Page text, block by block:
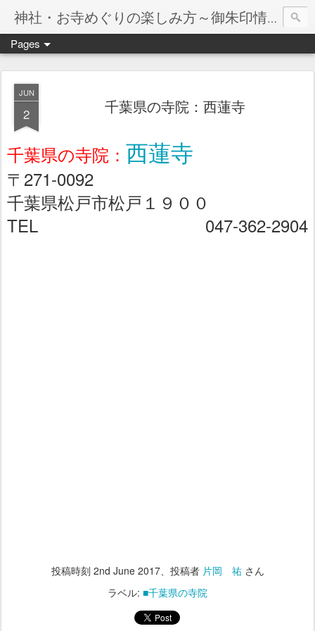
神社・お寺めぐりの楽しみ方～御朱印情報マップ～
Pages
JUN
2 千葉県の寺院：西蓮寺
千葉県の寺院： 西蓮寺
〒271-0092
千葉県松戸市松戸１９００
TEL 047-362-2904
投稿時刻 2nd June 2017、投稿者 片岡 祐さん
ラベル: ■千葉県の寺院